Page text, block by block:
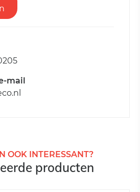
mail
OOK INTERESSANT?
producten